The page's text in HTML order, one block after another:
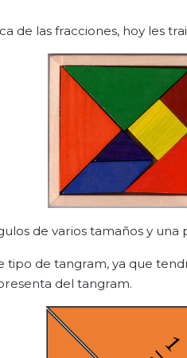
de las fracciones, hoy les
de varios tamaños y
tipo de tangram, ya que
del tangram.